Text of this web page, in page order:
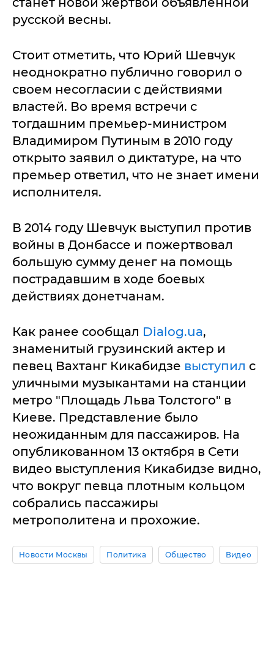
русской весны.
Стоит отметить, что Юрий Шевчук
неоднократно публично говорил о
своем несогласии с действиями
властей. Во время встречи с
тогдашним премьер-министром
Владимиром Путиным в 2010 году
открыто заявил о диктатуре, на что
премьер ответил, что не знает имени
исполнителя.
В 2014 году Шевчук выступил против
войны в Донбассе и пожертвовал
большую сумму денег на помощь
пострадавшим в ходе боевых
действиях донетчанам.
Как ранее сообщал Dialog.ua,
знаменитый грузинский актер и
певец Вахтанг Кикабидзе выступил с
уличными музыкантами на станции
метро "Площадь Льва Толстого" в
Киеве. Представление было
неожиданным для пассажиров. На
опубликованном 13 октября в Сети
видео выступления Кикабидзе видно,
что вокруг певца плотным кольцом
собрались пассажиры
метрополитена и прохожие.
Новости Москвы Политика Общество Видео